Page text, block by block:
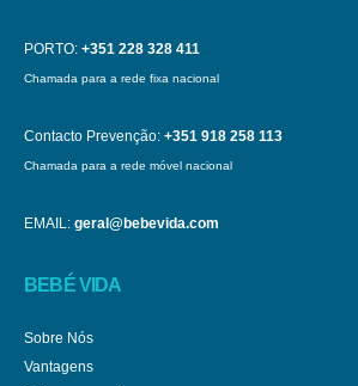
PORTO: +351 228 328 411
Chamada para a rede fixa nacional
Contacto Prevenção: +351 918 258 113
Chamada para a rede móvel nacional
EMAIL: geral@bebevida.com
BEBÉ VIDA
Sobre Nós
Vantagens